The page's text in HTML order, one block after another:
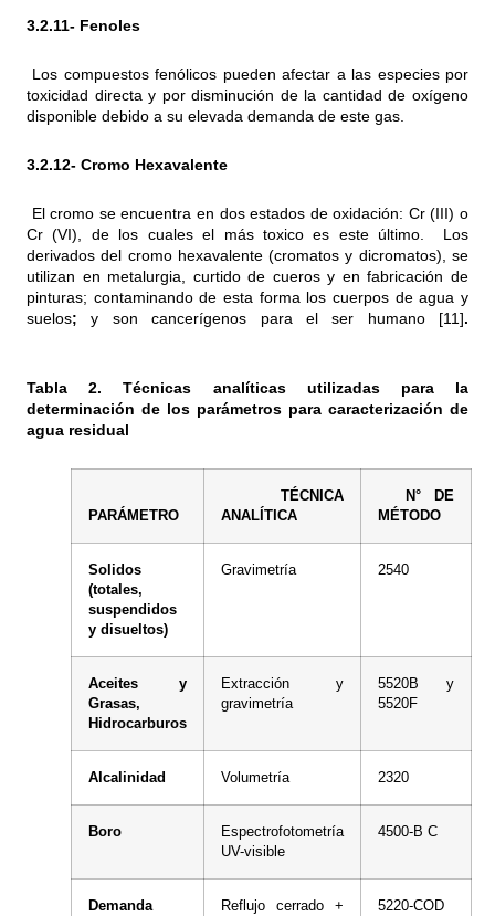
3.2.11- Fenoles
Los compuestos fenólicos pueden afectar a las especies por
toxicidad directa y por disminución de la cantidad de oxígeno
disponible debido a su elevada demanda de este gas.
3.2.12- Cromo Hexavalente
El cromo se encuentra en dos estados de oxidación: Cr (III) o
Cr (VI), de los cuales el más toxico es este último. Los
derivados del cromo hexavalente (cromatos y dicromatos), se
utilizan en metalurgia, curtido de cueros y en fabricación de
pinturas; contaminando de esta forma los cuerpos de agua y
suelos; y son cancerígenos para el ser humano [11].
Tabla 2. Técnicas analíticas utilizadas para la
determinación de los parámetros para caracterización de
agua residual
PARÁMETRO
TÉCNICA
ANALÍTICA
N° DE
MÉTODO
Solidos
(totales,
suspendidos
y disueltos)
Gravimetría 2540
Aceites y
Grasas,
Hidrocarburos
Extracción y
gravimetría
5520B y
5520F
Alcalinidad Volumetría 2320
Boro
Espectrofotometría
UV-visible
4500-B C
Demanda
Reflujo cerrado +
5220-COD